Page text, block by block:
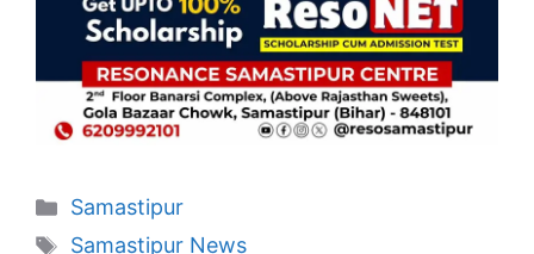
Categories
Samastipur
Tags
Samastipur News